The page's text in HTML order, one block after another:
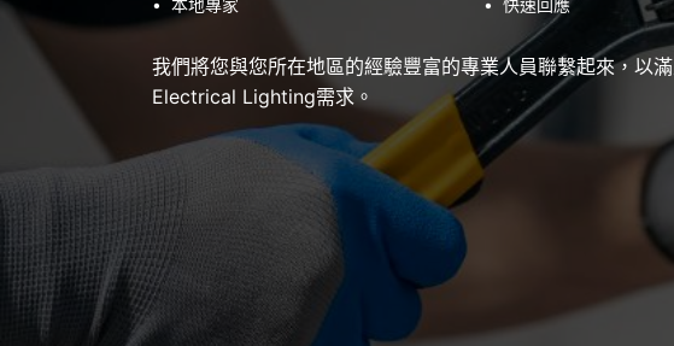
• 本地專家 • 快速回應
我們將您與您所在地區的經驗豐富的專業人員聯繫起來，以
Electrical Lighting需求。